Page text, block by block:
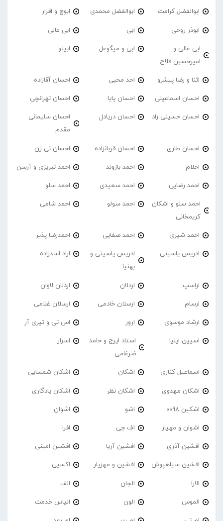
ابوالفضل کرامت ابوالفضل محمدی ابوچ و اقرار
ابوذر روحی ابی ابی عالی
ابی عالی و
امیرحسین فلاح
ابی و میگوعل ابینو
اثنا و رضا پیشرو احد محبی احسان آقازاده
احسان اسماعیلی احسان پایا احسان تهرانچی
احسان حسینی راد احسان دریادل
احسان سلیمانی
مقدم
احسان طاری احسان قربانزاده احسان نی زن
احلام احمد بازوند احمد تبریزی و آرسن
احمد‌ رضایی احمد سعیدی احمد سلو
احمد سلو و اشکان
کریمخانی
احمد سولو احمد شامی
احمد شیری احمد صفایی احمدرضا پذیر
ادریس یاسینی
ادریس یاسینی و
بهنیا
اراد اسدزاده
اراسپ اردلان اردلان لاوان
ارسام ارسلان خادمی ارسلان غلامی
ارشاد موسوی ارور اس تی و تیری آر
اسپین ایلیا
استاد ایرج و حامد
ضرغامی
اسرار
اسماعیل کناری اشکان اشکان شمسایی
اشکان مهدوی اشکان نظر اشکان یادگاری
اشکین 0098 اشو اشوان
اشوان و مهیار اف جی افرا
افشین آذری افشین آریا افشین امینی
افشین سیاهپوش افشین و مهزیار اکسپی
الارا الجان الف
الموس الون الیاس خدمت